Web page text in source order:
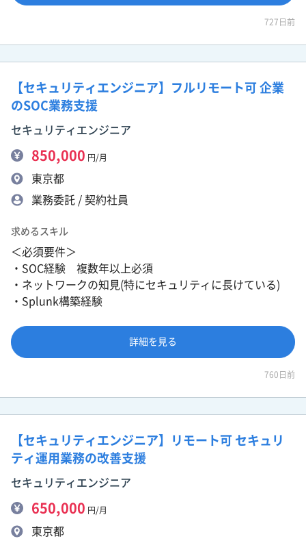
727日前
【セキュリティエンジニア】フルリモート可 企業
のSOC業務支援
セキュリティエンジニア
850,000 円/月
東京都
業務委託 / 契約社員
求めるスキル
＜必須要件＞
・SOC経験 複数年以上必須
・ネットワークの知見(特にセキュリティに長けている)
・Splunk構築経験
詳細を見る
760日前
【セキュリティエンジニア】リモート可 セキュリ
ティ運用業務の改善支援
セキュリティエンジニア
650,000 円/月
東京都